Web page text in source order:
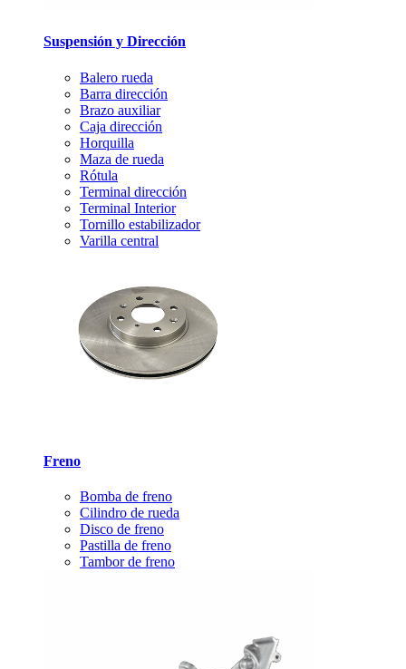
Suspensión y Dirección
Balero rueda
Barra dirección
Brazo auxiliar
Caja dirección
Horquilla
Maza de rueda
Rótula
Terminal dirección
Terminal Interior
Tornillo estabilizador
Varilla central
Freno
Bomba de freno
Cilindro de rueda
Disco de freno
Pastilla de freno
Tambor de freno